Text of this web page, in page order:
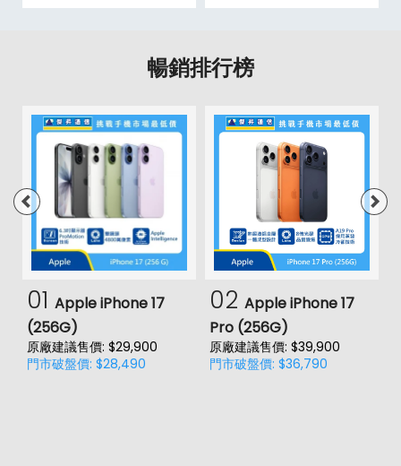
暢銷排行榜
01 Apple iPhone 17
(256G)
原廠建議售價: $29,900
門市破盤價: $28,490
02 Apple iPhone 17
Pro (256G)
原廠建議售價: $39,900
門市破盤價: $36,790